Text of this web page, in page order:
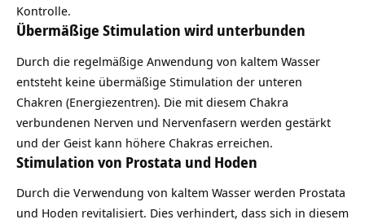
Kontrolle.
Übermäßige Stimulation wird unterbunden
Durch die regelmäßige Anwendung von kaltem Wasser
entsteht keine übermäßige Stimulation der unteren
Chakren (Energiezentren). Die mit diesem Chakra
verbundenen Nerven und Nervenfasern werden gestärkt
und der Geist kann höhere Chakras erreichen.
Stimulation von Prostata und Hoden
Durch die Verwendung von kaltem Wasser werden Prostata
und Hoden revitalisiert. Dies verhindert, dass sich in diesem